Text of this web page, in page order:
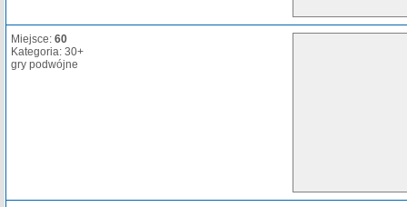
Miejsce: 60
Kategoria: 30+
gry podwójne